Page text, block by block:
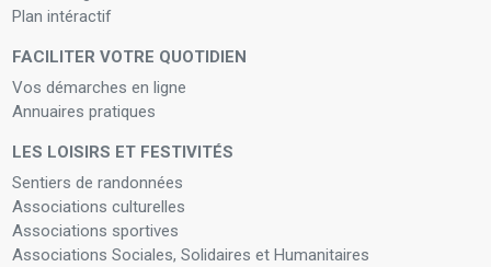
Plan intéractif
FACILITER VOTRE QUOTIDIEN
Vos démarches en ligne
Annuaires pratiques
LES LOISIRS ET FESTIVITÉS
Sentiers de randonnées
Associations culturelles
Associations sportives
Associations Sociales, Solidaires et Humanitaires